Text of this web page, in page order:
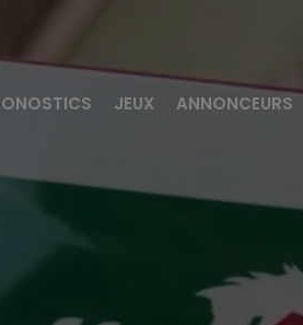
JEUX ANNONCEURS